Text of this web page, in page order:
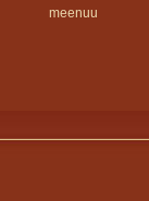
meenuu